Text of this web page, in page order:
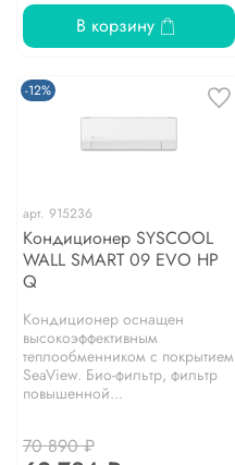
В корзину
-12%
арт. 915236
Кондиционер SYSCOOL
WALL SMART 09 EVO HP
Q
Кондиционер оснащен
высокоэффективным
теплообменником с покрытием
SeaView. Био-фильтр, фильтр
повышенной...
70 890 ₽